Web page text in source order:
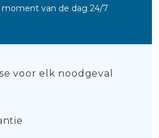
moment van de dag 24/7
voor elk noodgeval